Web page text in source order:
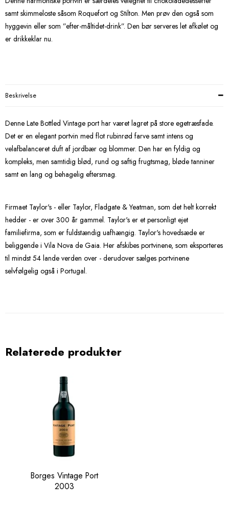
samt skimmeloste såsom Roquefort og Stilton. Men prøv den også som
hyggevin eller som ”efter-måltidet-drink”. Den bør serveres let afkølet og
er drikkeklar nu.
Beskrivelse
Denne Late Bottled Vintage port har været lagret på store egetræsfade.
Det er en elegant portvin med flot rubinrød farve samt intens og
velafbalanceret duft af jordbær og blommer. Den har en fyldig og
kompleks, men samtidig blød, rund og saftig frugtsmag, bløde tanniner
samt en lang og behagelig eftersmag.
Firmaet Taylor's - eller Taylor, Fladgate & Yeatman, som det helt korrekt
hedder - er over 300 år gammel. Taylor's er et personligt ejet
familiefirma, som er fuldstændig uafhængig. Taylor's hovedsæde er
beliggende i Vila Nova de Gaia. Her afskibes portvinene, som eksporteres
til mindst 54 lande verden over - derudover sælges portvinene
selvfølgelig også i Portugal.
Relaterede produkter
Borges Vintage Port
2003